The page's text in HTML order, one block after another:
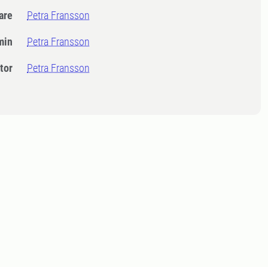
Petra Fransson
Petra Fransson
Petra Fransson